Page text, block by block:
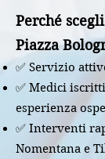
Perché
Piazza
✅ Servizio
✅ Medici
esperienza
✅ Interventi
Nomentana e